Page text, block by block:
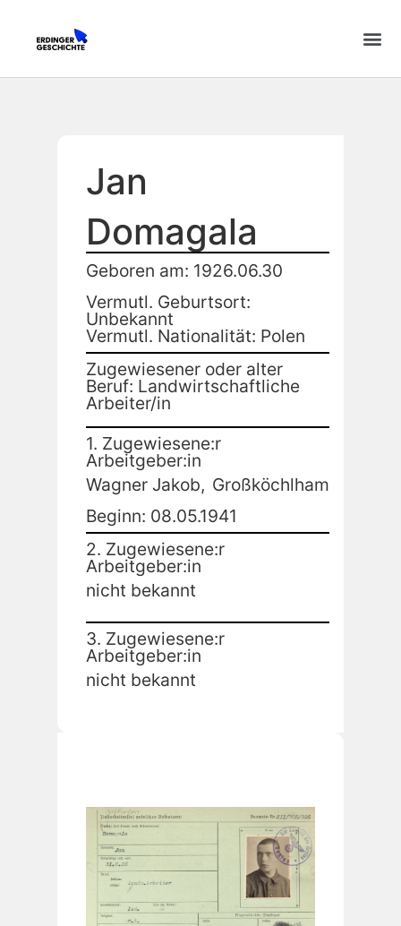
Jan
Domagala
Geboren am: 1926.06.30
Vermutl. Geburtsort:
Unbekannt
Vermutl. Nationalität: Polen
Zugewiesener oder alter
Beruf: Landwirtschaftliche
Arbeiter/in
1. Zugewiesene:r
Arbeitgeber:in
Wagner Jakob, Großköchlham
Beginn: 08.05.1941
2. Zugewiesene:r
Arbeitgeber:in
nicht bekannt
3. Zugewiesene:r
Arbeitgeber:in
nicht bekannt